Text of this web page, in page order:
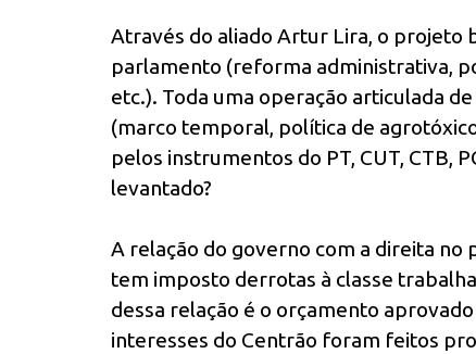
Através do aliado Artur Lira, o projeto
parlamento (reforma administrativa,
etc.). Toda uma operação articulada
(marco temporal, política de
pelos instrumentos do PT, CUT, CTB,
levantado?
A relação do governo com a direita
tem imposto derrotas à classe
dessa relação é o orçamento
interesses do Centrão foram feitos